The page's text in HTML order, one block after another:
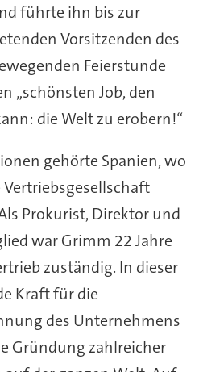
führte ihn bis zur
Vorsitzenden des
Feierstunde
„schönsten Job, den
die Welt zu erobern!“
gehörte Spanien, wo
Prokurist, Direktor und
war Grimm 22 Jahre
zuständig. In dieser
Kraft für die
des Unternehmens
Gründung zahlreicher